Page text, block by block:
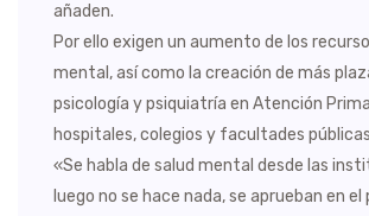
añaden.
Por ello exigen un aumento de los
mental, así como la creación de más
psicología y psiquiatría en Atención
hospitales, colegios y facultades
«Se habla de salud mental desde las
luego no se hace nada, se aprueban en el